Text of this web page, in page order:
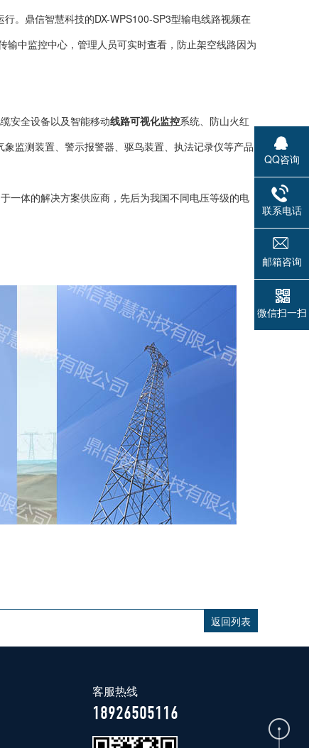
。 鼎信智慧科技的DX-WPS100-SP3型输电线路视频在
中监控中心，管理人员可实时查看，防止架空线路因为
安全设备以及智能移动线路可视化监控系统、防山火红
监测装置、警示报警器、驱鸟装置、执法记录仪等产品
一体的解决方案供应商，先后为我国不同电压等级的电
返回列表
客服热线
18926505116
QQ咨询
联系电话
邮箱咨询
微信扫一扫